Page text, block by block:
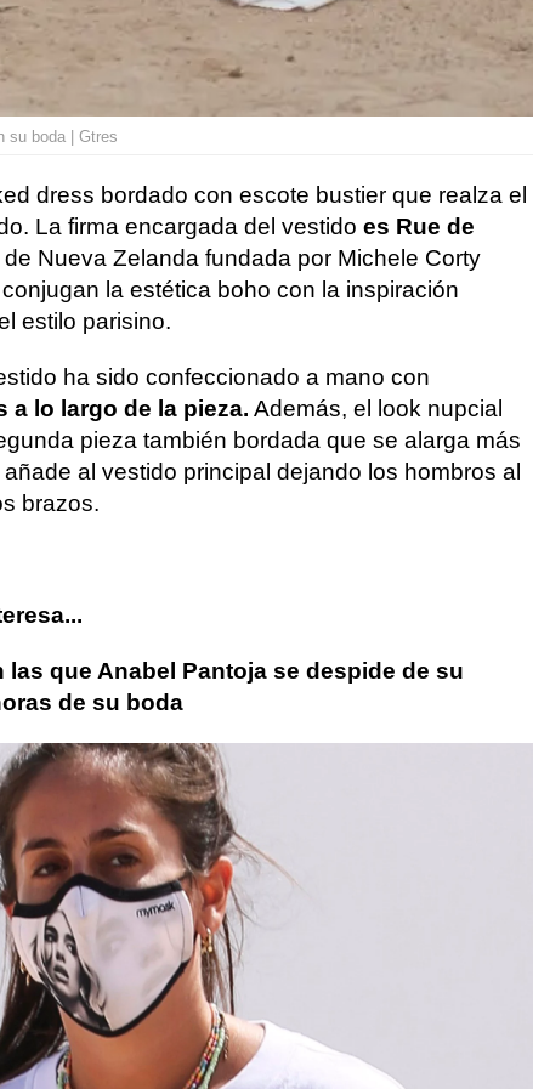
su boda | Gtres
dress bordado con escote bustier que realza el
La firma encargada del vestido es Rue de
Nueva Zelanda fundada por Michele Corty
la estética boho con la inspiración
estilo parisino.
ha sido confeccionado a mano con
a lo largo de la pieza. Además, el look nupcial
pieza también bordada que se alarga más
al vestido principal dejando los hombros al
brazos.
las que Anabel Pantoja se despide de su
de su boda